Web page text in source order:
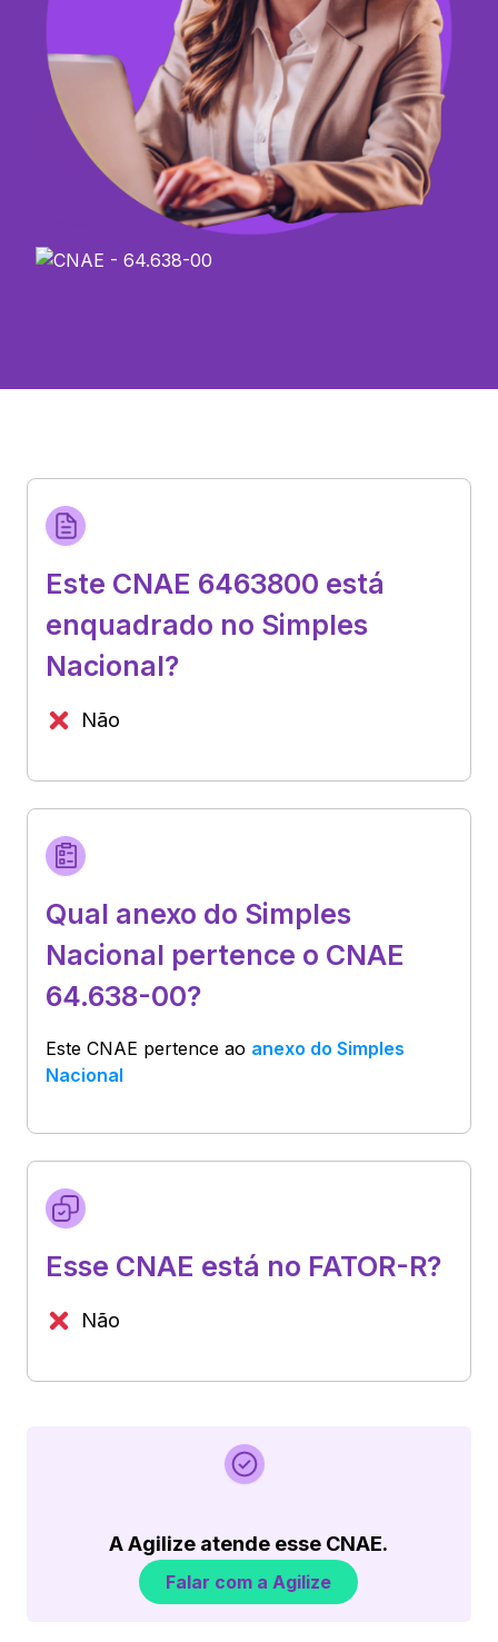
Este CNAE 6463800 está
enquadrado no Simples
Nacional?
Não
Qual anexo do Simples
Nacional pertence o CNAE
64.638-00?
Este CNAE pertence ao anexo do Simples
Nacional
Esse CNAE está no FATOR-R?
Não
A Agilize atende esse CNAE.
Falar com a Agilize